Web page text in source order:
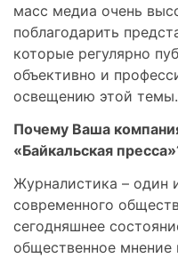
масс медиа очень
поблагодарить
которые регулярно
объективно и
освещению этой темы.
Почему Ваша
«Байкальская
Журналистика – один
современного
сегодняшнее
общественное